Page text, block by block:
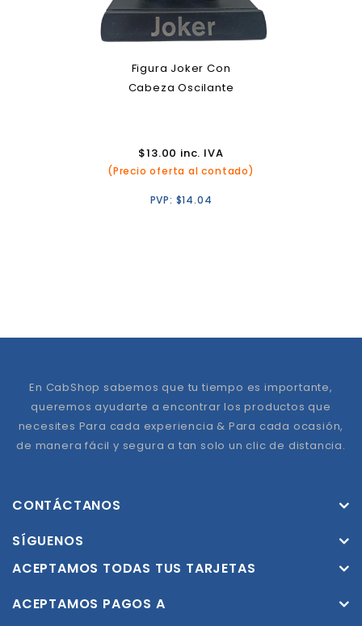
Figura Joker Con
Cabeza Oscilante
$13.00 inc. IVA
(Precio oferta al contado)
PVP: $14.04
En CabShop sabemos que tu tiempo es importante,
queremos ayudarte a encontrar los productos que
necesites Para cada experiencia & Para cada ocasión,
de manera fácil y segura a tan solo un clic de distancia.
CONTÁCTANOS
SÍGUENOS
ACEPTAMOS TODAS TUS TARJETAS
ACEPTAMOS PAGOS A